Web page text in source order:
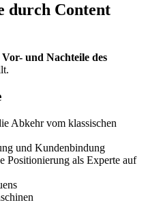
durch Content
Vor- und Nachteile des
Abkehr vom klassischen
und Kundenbindung
Positionierung als Experte auf